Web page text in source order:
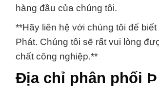
hàng đầu của chúng tôi.
**Hãy liên hệ với chúng tôi để
Phát. Chúng tôi sẽ rất vui lòng
chất công nghiệp.**
Địa chỉ phân phối Þ